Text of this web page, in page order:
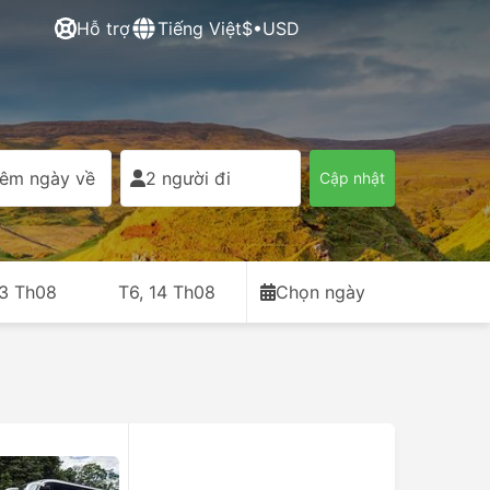
Hỗ trợ Tiếng Việt$•USD
ngày về 2 người đi Cập nhật
Th08 T6, 14 Th08 Chọn ngày